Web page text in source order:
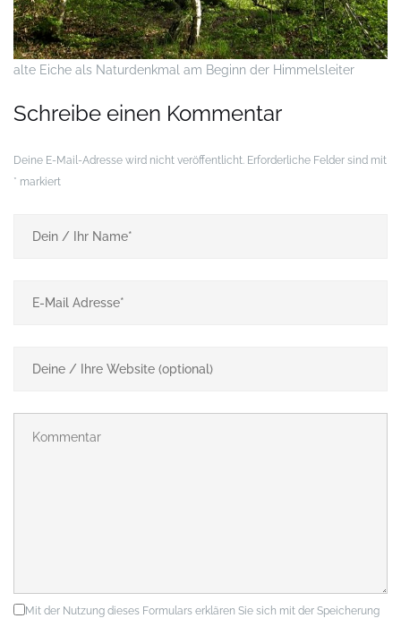
alte Eiche als Naturdenkmal am Beginn der Himmelsleiter
Schreibe einen Kommentar
Deine E-Mail-Adresse wird nicht veröffentlicht. Erforderliche Felder sind mit
* markiert
Mit der Nutzung dieses Formulars erklären Sie sich mit der Speicherung